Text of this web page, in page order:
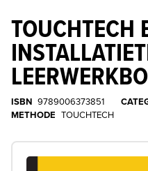
TOUCHTECH
ISBN 9789006373851
METHODE TOUCHTECH